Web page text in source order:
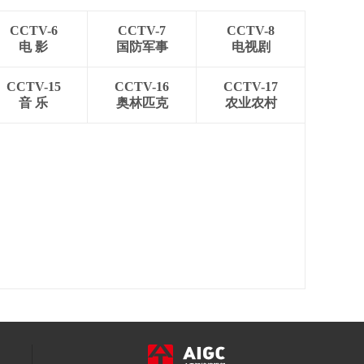
CCTV-6
电 影
CCTV-7
国防军事
CCTV-8
电视剧
CCTV-15
音 乐
CCTV-16
奥林匹克
CCTV-17
农业农村